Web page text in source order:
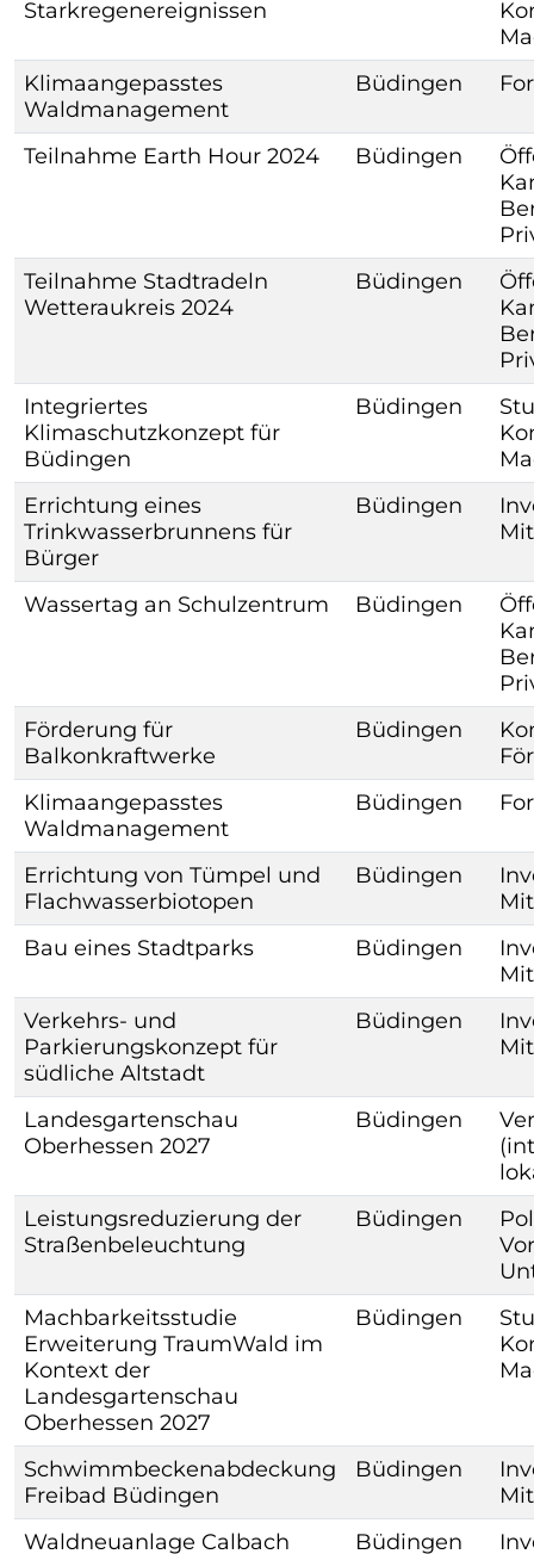
Starkregenereignissen
Klimaangepasstes
Waldmanagement
Büdingen
Teilnahme Earth Hour 2024 Büdingen
Teilnahme Stadtradeln
Wetteraukreis 2024
Büdingen
Integriertes
Klimaschutzkonzept für
Büdingen
Büdingen
Errichtung eines
Trinkwasserbrunnens für
Bürger
Büdingen
Wassertag an Schulzentrum Büdingen
Förderung für
Balkonkraftwerke
Büdingen
Klimaangepasstes
Waldmanagement
Büdingen
Errichtung von Tümpel und
Flachwasserbiotopen
Büdingen
Bau eines Stadtparks
Büdingen
Verkehrs- und
Parkierungskonzept für
südliche Altstadt
Büdingen
Landesgartenschau
Oberhessen 2027
Büdingen
Leistungsreduzierung der
Straßenbeleuchtung
Büdingen
Machbarkeitsstudie
Erweiterung TraumWald im
Kontext der
Landesgartenschau
Oberhessen 2027
Büdingen
Schwimmbeckenabdeckung
Freibad Büdingen
Büdingen
Waldneuanlage Calbach
Büdingen